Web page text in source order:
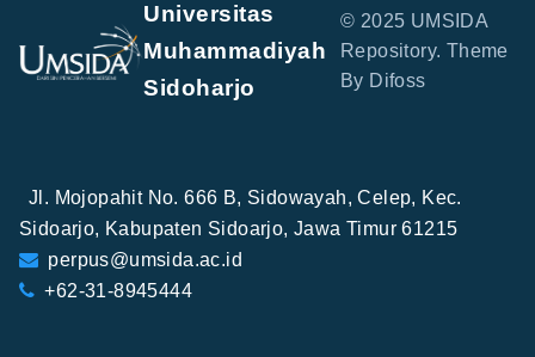
Universitas
Muhammadiyah
Sidoharjo
© 2025 UMSIDA
Repository. Theme
By Difoss
Jl. Mojopahit No. 666 B, Sidowayah, Celep, Kec.
Sidoarjo, Kabupaten Sidoarjo, Jawa Timur 61215
perpus@umsida.ac.id
+62-31-8945444